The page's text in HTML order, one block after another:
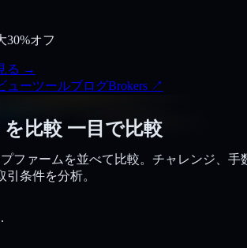
30%オフ
る →
ューツールブログBrokers ↗
を比較 一目で比較
ファームを並べて比較。チャレンジ、手
条件を分析。